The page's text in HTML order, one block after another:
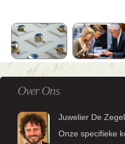
Over Ons
Juwelier De
Onze specifieke